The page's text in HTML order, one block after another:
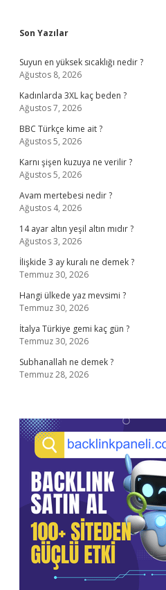
Sidebar
Son Yazılar
Suyun en yüksek sıcaklığı nedir ?
Ağustos 8, 2026
Kadınlarda 3XL kaç beden ?
Ağustos 7, 2026
BBC Türkçe kime ait ?
Ağustos 5, 2026
Karnı şişen kuzuya ne verilir ?
Ağustos 5, 2026
Avam mertebesi nedir ?
Ağustos 4, 2026
14 ayar altın yeşil altın mıdır ?
Ağustos 3, 2026
İlişkide 3 ay kuralı ne demek ?
Temmuz 30, 2026
Hangi ülkede yaz mevsimi ?
Temmuz 30, 2026
İtalya Türkiye gemi kaç gün ?
Temmuz 30, 2026
Subhanallah ne demek ?
Temmuz 28, 2026